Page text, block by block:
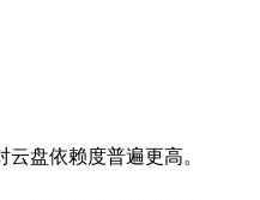
盘依赖度普遍更高。